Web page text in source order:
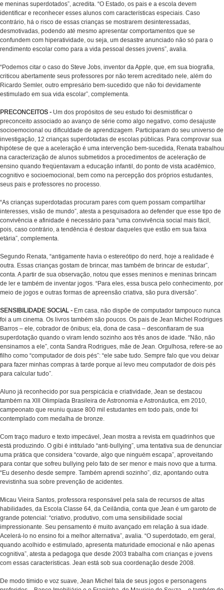
e meninas superdotados”, acredita. “O Estado, os pais e a escola devem
identificar e reconhecer esses alunos com características especiais. Caso
contrário, há o risco de essas crianças se mostrarem desinteressadas,
desmotivadas, podendo até mesmo apresentar comportamentos que se
confundem com hiperatividade, ou seja, um desastre anunciado não só para o
rendimento escolar como para a vida pessoal desses jovens”, avalia.
“Podemos citar o caso do Steve Jobs, inventor da Apple, que, em sua biografia,
criticou abertamente seus professores por não terem acreditado nele, além do
Ricardo Semler, outro empresário bem-sucedido que não foi devidamente
estimulado em sua vida escolar”, complementa.
PRECONCEITOS - Um dos propósitos de seu estudo foi desmistificar o
preconceito associado ao avanço de série como algo negativo, como desajuste
socioemocional ou dificuldade de aprendizagem. Participaram do seu universo de
investigação, 12 crianças superdotadas de escolas públicas. Para comprovar sua
hipótese de que a aceleração é uma intervenção bem-sucedida, Renata trabalhou
na caracterização de alunos submetidos a procedimentos de aceleração de
ensino quando freqüentavam a educação infantil, do ponto de vista acadêmico,
cognitivo e socioemocional, bem como na percepção dos próprios estudantes,
seus pais e professores no processo.
“As crianças superdotadas procuram pares com quem possam compartilhar
interesses, visão de mundo”, atesta a pesquisadora ao defender que esse tipo de
convivência e afinidade é necessário para “uma convivência social mais fácil,
pois, caso contrário, a tendência é destoar daqueles que estão em sua faixa
etária”, complementa.
Segundo Renata, “antigamente havia o estereótipo do nerd, hoje a realidade é
outra. Essas crianças gostam de brincar, mas também de brincar de estudar”,
conta. A partir de sua observação, notou que esses meninos e meninas brincam
de ler e também de inventar jogos. “Para eles, essa busca pelo conhecimento, por
meio de jogos e outras formas de apreensão criativa, são pura diversão”.
SENSIBILIDADE SOCIAL - Em casa, não dispõe de computador tampouco nunca
foi a um cinema. Os livros também são poucos. Os pais de Jean Michel Rodrigues
Barros – ele, cobrador de ônibus; ela, dona de casa – desconfiaram de sua
superdotação quando o viram lendo sozinho aos três anos de idade. “Não, não
ensinamos a ele”, conta Sandra Rodrigues, mãe de Jean. Orgulhosa, refere-se ao
filho como “computador de dois pés”: “ele sabe tudo. Sempre falo que vou deixar
para fazer minhas compras à tarde porque aí levo meu computador de dois pés
para calcular tudo”.
Aluno já reconhecido por sua perspicácia e criatividade, Jean se destacou
também na Xlll Olimpíada Brasileira de Astronomia e Astronáutica, em 2010,
campeonato que reuniu quase 800 mil estudantes em todo país, onde foi
contemplado com medalha de bronze.
Com traço maduro e texto impecável, Jean mostra a revista em quadrinhos que
está produzindo. O gibi é intitulado “anti-bullying”, uma tentativa sua de denunciar
uma prática que considera “covarde, algo que ninguém escapa”, aproveitando
para contar que sofreu bullying pelo fato de ser menor e mais novo que a turma.
“Eu desenho desde sempre. Também aprendi sozinho”, diz, apontando outra
revistinha sua sobre prevenção de acidentes.
Micau Vieira Santos, professora responsável pela sala de recursos de altas
habilidades, da Escola Classe 64, da Ceilândia, conta que Jean é um garoto de
grande potencial: “criativo, produtivo, com uma sensibilidade social
impressionante. Seu pensamento é muito avançado em relação à sua idade.
Acelerá-lo no ensino foi a melhor alternativa”, avalia. “O superdotado, em geral,
quando acolhido e estimulado, apresenta maturidade emocional e não apenas
cognitiva”, atesta a pedagoga que desde 2003 trabalha com crianças e jovens
com essas características. Jean está sob sua coordenação desde 2008.
De modo tímido e voz suave, Jean Michel fala de seus jogos e personagens